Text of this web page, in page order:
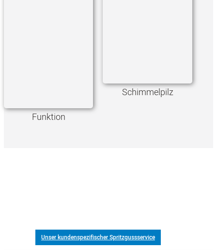
Funktion
Schimmelpilz
Unser kundenspezifischer Spritzgussservice